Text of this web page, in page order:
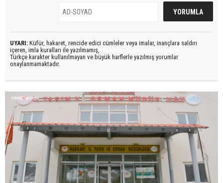
UYARI: Küfür, hakaret, rencide edici cümleler veya imalar, inançlara saldırı
içeren, imla kuralları ile yazılmamış,
Türkçe karakter kullanılmayan ve büyük harflerle yazılmış yorumlar
onaylanmamaktadır.